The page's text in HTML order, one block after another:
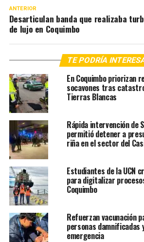
ANTERIOR
Desarticulan banda que realizaba
de lujo en Coquimbo
TE PODRÍA
En Coquimbo priorizan
socavones tras
Tierras Blancas
Rápida intervención de
permitió detener a
riña en el sector del
Estudiantes de la UCN
para digitalizar
Coquimbo
Refuerzan vacunación
personas
emergencia